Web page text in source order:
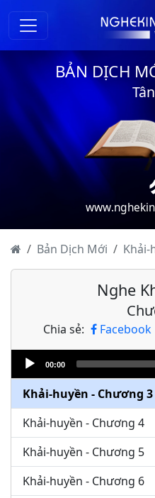
BẢN DỊCH
Bản Dịch Mới Khải-
Nghe
Chia sẻ: Facebook
Audio
Player
00:00
Khải-huyền - Chương 1
Khải-huyền - Chương 2
Khải-huyền - Chương 3
Khải-huyền - Chương 4
Khải-huyền - Chương 5
Khải-huyền - Chương 6